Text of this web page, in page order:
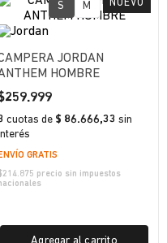
S M
JORDAN
HOMBRE
259.999
cuotas de $ 86.666,33 sin
ENVÍO GRATIS
214.875 precio sin impuestos